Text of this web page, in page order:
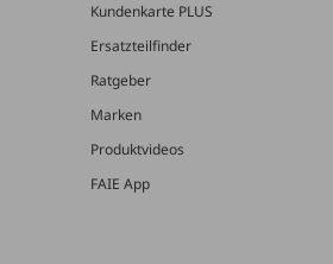
Kundenkarte PLUS
Ersatzteilfinder
Ratgeber
Marken
Produktvideos
FAIE App